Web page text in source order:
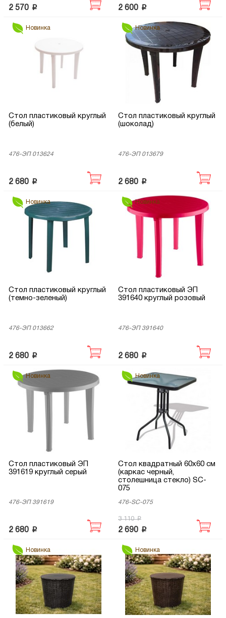
2 570 p 2 600 p
Новинка
Стол пластиковый круглый
(белый)
476-ЭП 013624
2 680 p
Новинка
Стол пластиковый круглый
(шоколад)
476-ЭП 013679
2 680 p
Новинка
Стол пластиковый круглый
(темно-зеленый)
476-ЭП 013662
2 680 p
Новинка
Стол пластиковый ЭП
391640 круглый розовый
476-ЭП 391640
2 680 p
Новинка
Стол пластиковый ЭП
391619 круглый серый
476-ЭП 391619
2 680 p
Новинка
Стол квадратный 60х60 см
(каркас черный,
столешница стекло) SC-
075
476-SC-075
2 690 p
3 110 p
Новинка Новинка